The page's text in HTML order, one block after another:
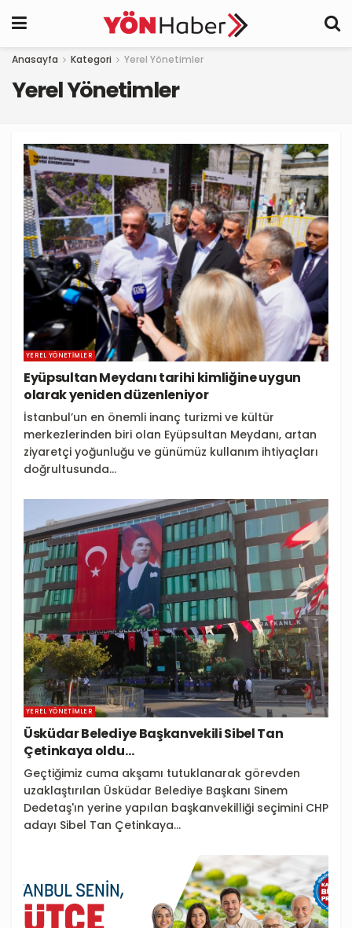
Anasayfa Kategori Yerel Yönetimler
Yerel Yönetimler
YEREL YÖNETIMLER
Eyüpsultan Meydanı tarihi kimliğine uygun
olarak yeniden düzenleniyor
İstanbul’un en önemli inanç turizmi ve kültür
merkezlerinden biri olan Eyüpsultan Meydanı, artan
ziyaretçi yoğunluğu ve günümüz kullanım ihtiyaçları
doğrultusunda...
YEREL YÖNETIMLER
Üsküdar Belediye Başkanvekili Sibel Tan
Çetinkaya oldu…
Geçtiğimiz cuma akşamı tutuklanarak görevden
uzaklaştırılan Üsküdar Belediye Başkanı Sinem
Dedetaş'ın yerine yapılan başkanvekilliği seçimini CHP
adayı Sibel Tan Çetinkaya...